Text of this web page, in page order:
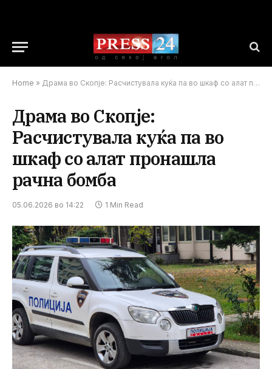
Home » Драма во Скопје: Расчистувала куќа па во шкаф со алат пронашла рачна бомба
Драма во Скопје:
Расчистувала куќа па во
шкаф со алат пронашла
рачна бомба
05.06.2026 во 14:22 1 Min Read